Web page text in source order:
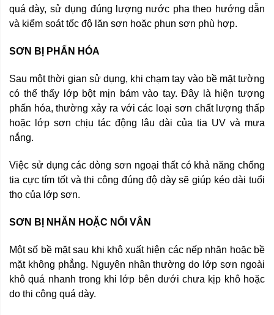
quá dày, sử dụng đúng lượng nước pha theo hướng dẫn
và kiểm soát tốc độ lăn sơn hoặc phun sơn phù hợp.
SƠN BỊ PHẤN HÓA
Sau một thời gian sử dụng, khi chạm tay vào bề mặt tường
có thể thấy lớp bột mịn bám vào tay. Đây là hiện tượng
phấn hóa, thường xảy ra với các loại sơn chất lượng thấp
hoặc lớp sơn chịu tác động lâu dài của tia UV và mưa
nắng.
Việc sử dụng các dòng sơn ngoại thất có khả năng chống
tia cực tím tốt và thi công đúng độ dày sẽ giúp kéo dài tuổi
thọ của lớp sơn.
SƠN BỊ NHĂN HOẶC NỔI VÂN
Một số bề mặt sau khi khô xuất hiện các nếp nhăn hoặc bề
mặt không phẳng. Nguyên nhân thường do lớp sơn ngoài
khô quá nhanh trong khi lớp bên dưới chưa kịp khô hoặc
do thi công quá dày.